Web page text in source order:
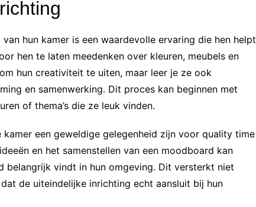
hun kamer is een waardevolle ervaring die hen helpt
hen te laten meedenken over kleuren, meubels en
hun creativiteit te uiten, maar leer je ze ook
en samenwerking. Dit proces kan beginnen met
of thema’s die ze leuk vinden.
een geweldige gelegenheid zijn voor quality time
en het samenstellen van een moodboard kan
belangrijk vindt in hun omgeving. Dit versterkt niet
de uiteindelijke inrichting echt aansluit bij hun